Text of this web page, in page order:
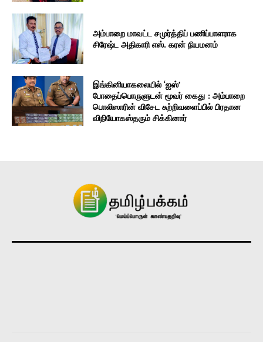
அம்பாறை மாவட்ட சமுர்த்திப் பணிப்பாளராக
சிரேஷ்ட அதிகாரி எஸ். கரன் நியமனம்
இங்கினியாகலையில் ‘ஐஸ்’
போதைப்பொருளுடன் மூவர் கைது : அம்பாறை
பொலிஸாரின் விசேட சுற்றிவளைப்பில் பிரதான
விநியோகஸ்தரும் சிக்கினார்